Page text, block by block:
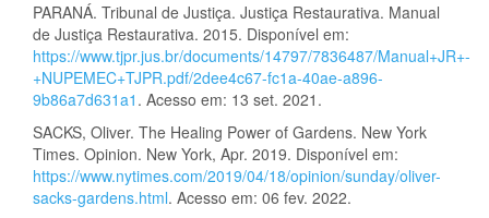
PARANÁ. Tribunal de Justiça. Justiça Restaurativa. Manual
de Justiça Restaurativa. 2015. Disponível em:
https://www.tjpr.jus.br/documents/14797/7836487/Manual+JR+-
+NUPEMEC+TJPR.pdf/2dee4c67-fc1a-40ae-a896-
9b86a7d631a1 . Acesso em: 13 set. 2021.
SACKS, Oliver. The Healing Power of Gardens. New York
Times. Opinion. New York, Apr. 2019. Disponível em:
https://www.nytimes.com/2019/04/18/opinion/sunday/oliver-
sacks-gardens.html. Acesso em: 06 fev. 2022.